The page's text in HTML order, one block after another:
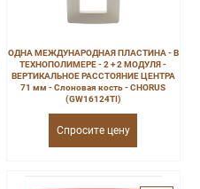
ОДНА МЕЖДУНАРОДНАЯ ПЛАСТИНА - В
ТЕХНОПОЛИМЕРЕ - 2 + 2 МОДУЛЯ -
ВЕРТИКАЛЬНОЕ РАССТОЯНИЕ ЦЕНТРА
71 мм - Слоновая кость - CHORUS
(GW16124TI)
Спросите цену